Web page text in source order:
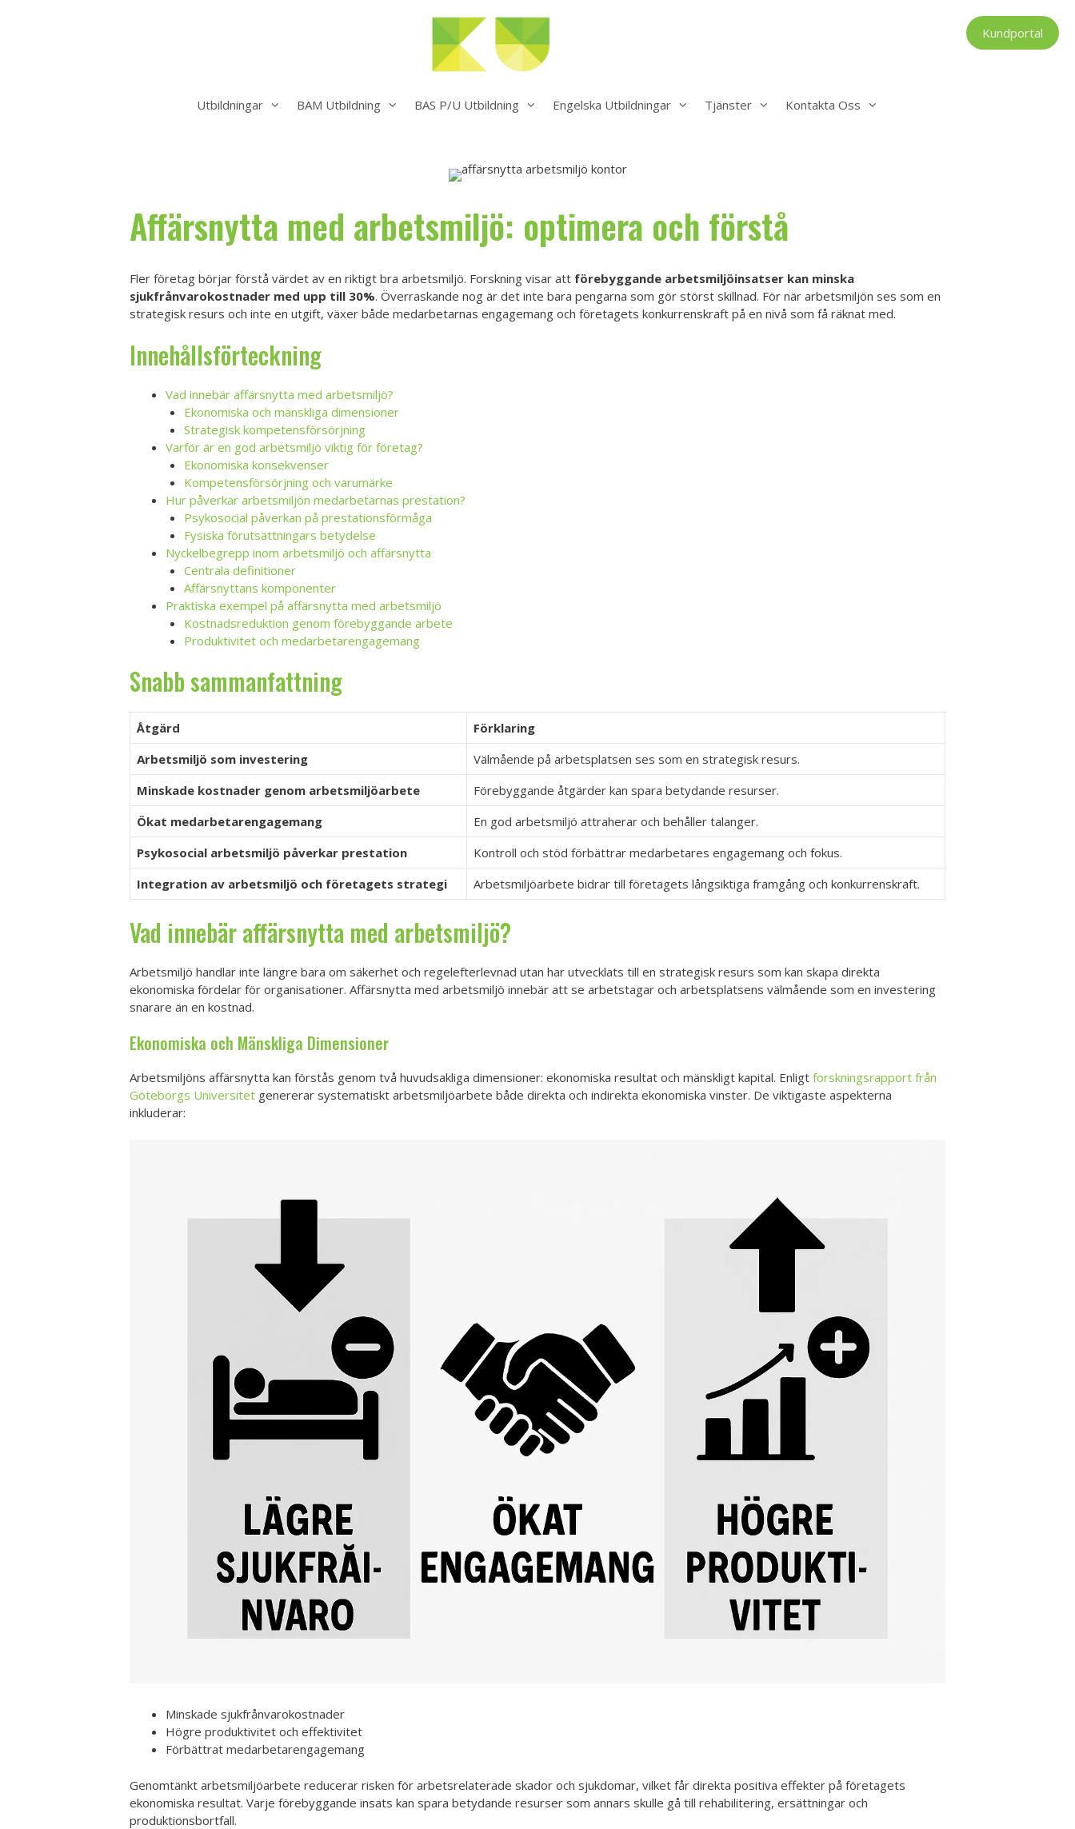
Kundportal
Utbildningar BAM Utbildning BAS P/U Utbildning Engelska Utbildningar Tjänster Kontakta Oss
Affärsnytta med arbetsmiljö: optimera och förstå
Fler företag börjar förstå värdet av en riktigt bra arbetsmiljö. Forskning visar att förebyggande arbetsmiljöinsatser kan minska
sjukfrånvarokostnader med upp till 30%. Överraskande nog är det inte bara pengarna som gör störst skillnad. För när arbetsmiljön ses som en
strategisk resurs och inte en utgift, växer både medarbetarnas engagemang och företagets konkurrenskraft på en nivå som få räknat med.
Innehållsförteckning
Vad innebär affärsnytta med arbetsmiljö?
Ekonomiska och mänskliga dimensioner
Strategisk kompetensförsörjning
Varför är en god arbetsmiljö viktig för företag?
Ekonomiska konsekvenser
Kompetensförsörjning och varumärke
Hur påverkar arbetsmiljön medarbetarnas prestation?
Psykosocial påverkan på prestationsförmåga
Fysiska förutsättningars betydelse
Nyckelbegrepp inom arbetsmiljö och affärsnytta
Centrala definitioner
Affärsnyttans komponenter
Praktiska exempel på affärsnytta med arbetsmiljö
Kostnadsreduktion genom förebyggande arbete
Produktivitet och medarbetarengagemang
Snabb sammanfattning
Åtgärd
Förklaring
Arbetsmiljö som investering
Välmående på arbetsplatsen ses som en strategisk resurs.
Minskade kostnader genom arbetsmiljöarbete
Förebyggande åtgärder kan spara betydande resurser.
Ökat medarbetarengagemang
En god arbetsmiljö attraherar och behåller talanger.
Psykosocial arbetsmiljö påverkar prestation
Kontroll och stöd förbättrar medarbetares engagemang och fokus.
Integration av arbetsmiljö och företagets strategi
Arbetsmiljöarbete bidrar till företagets långsiktiga framgång och konkurrenskraft.
Vad innebär affärsnytta med arbetsmiljö?
Arbetsmiljö handlar inte längre bara om säkerhet och regelefterlevnad utan har utvecklats till en strategisk resurs som kan skapa direkta
ekonomiska fördelar för organisationer. Affärsnytta med arbetsmiljö innebär att se arbetstagar och arbetsplatsens välmående som en investering
snarare än en kostnad.
Ekonomiska och Mänskliga Dimensioner
Arbetsmiljöns affärsnytta kan förstås genom två huvudsakliga dimensioner: ekonomiska resultat och mänskligt kapital. Enligt forskningsrapport från
Göteborgs Universitet genererar systematiskt arbetsmiljöarbete både direkta och indirekta ekonomiska vinster. De viktigaste aspekterna
inkluderar:
Minskade sjukfrånvarokostnader
Högre produktivitet och effektivitet
Förbättrat medarbetarengagemang
Genomtänkt arbetsmiljöarbete reducerar risken för arbetsrelaterade skador och sjukdomar, vilket får direkta positiva effekter på företagets
ekonomiska resultat. Varje förebyggande insats kan spara betydande resurser som annars skulle gå till rehabilitering, ersättningar och
produktionsbortfall.